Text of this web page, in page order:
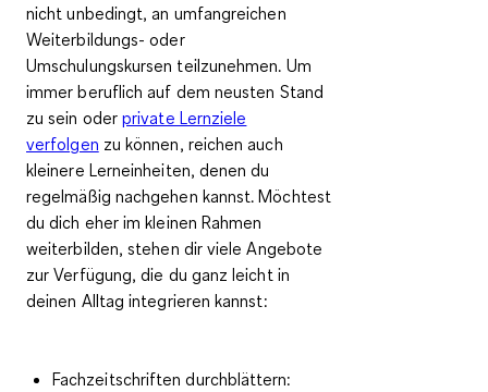
nicht unbedingt, an umfangreichen
Weiterbildungs- oder
Umschulungskursen teilzunehmen. Um
immer beruflich auf dem neusten Stand
zu sein oderprivate Lernziele
verfolgen zu können, reichen auch
kleinere Lerneinheiten, denen du
regelmäßig nachgehen kannst. Möchtest
du dich eher im kleinen Rahmen
weiterbilden, stehen dir viele Angebote
zur Verfügung, die du ganz leicht in
deinen Alltag integrieren kannst:
Fachzeitschriften durchblättern: